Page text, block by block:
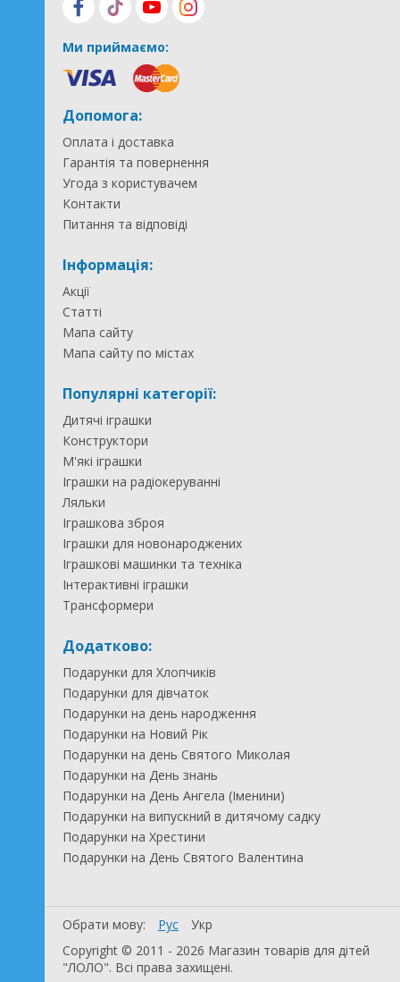
Ми приймаємо:
Допомога:
Оплата і доставка
Гарантія та повернення
Угода з користувачем
Контакти
Питання та відповіді
Інформація:
Акції
Статті
Мапа сайту
Мапа сайту по містах
Популярні категорії:
Дитячі іграшки
Конструктори
М'які іграшки
Іграшки на радіокеруванні
Ляльки
Іграшкова зброя
Іграшки для новонароджених
Іграшкові машинки та техніка
Інтерактивні іграшки
Трансформери
Додатково:
Подарунки для Хлопчиків
Подарунки для дівчаток
Подарунки на день народження
Подарунки на Новий Рік
Подарунки на день Святого Миколая
Подарунки на День знань
Подарунки на День Ангела (Іменини)
Подарунки на випускний в дитячому садку
Подарунки на Хрестини
Подарунки на День Святого Валентина
Обрати мову: Рус
Укр
Copyright © 2011 - 2026 Магазин товарів для дітей
"ЛОЛО". Всі права захищені.